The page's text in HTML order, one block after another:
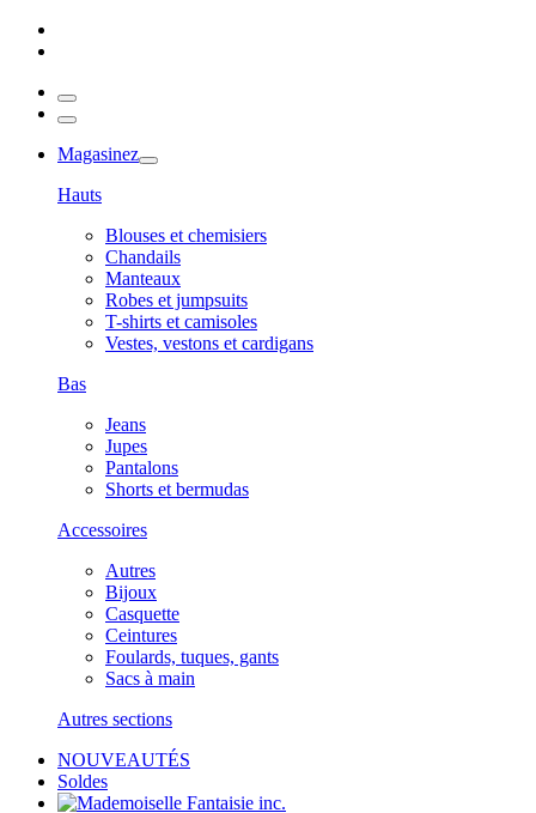
Magasinez
Hauts
Blouses et chemisiers
Chandails
Manteaux
Robes et jumpsuits
T-shirts et camisoles
Vestes, vestons et cardigans
Bas
Jeans
Jupes
Pantalons
Shorts et bermudas
Accessoires
Autres
Bijoux
Casquette
Ceintures
Foulards, tuques, gants
Sacs à main
Autres sections
NOUVEAUTÉS
Soldes